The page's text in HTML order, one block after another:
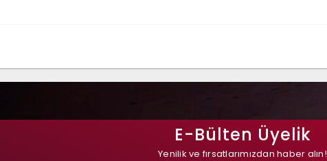
E-Bülten Üyelik
Yenilik ve fırsatlarımızdan haber alın!